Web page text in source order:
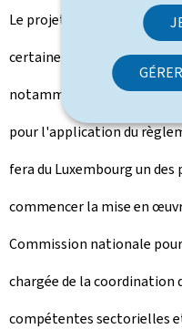
Le projet de loi
certaines dispositions
notamment, au niveau
pour l'application du
fera du Luxembourg un
commencer la mise en
Commission nationale
chargée de la
compétentes sectorielles